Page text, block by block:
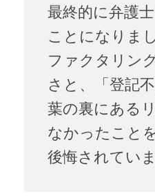
最終的に弁護
ことになりま
ファクタリン
さと、「登記
葉の裏にある
なかったこと
後悔されていま